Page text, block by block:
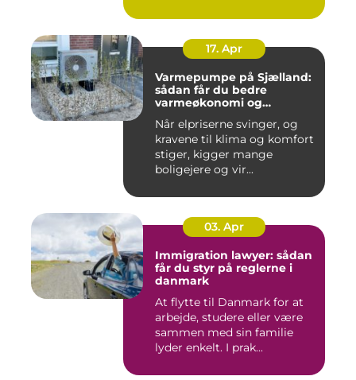
17. Apr
Varmepumpe på Sjælland:
sådan får du bedre
varmeøkonomi og
Når elpriserne svinger, og
kravene til klima og komfort
stiger, kigger mange
boligejere og vir...
03. Apr
Immigration lawyer: sådan
får du styr på reglerne i
danmark
At flytte til Danmark for at
arbejde, studere eller være
sammen med sin familie
lyder enkelt. I prak...